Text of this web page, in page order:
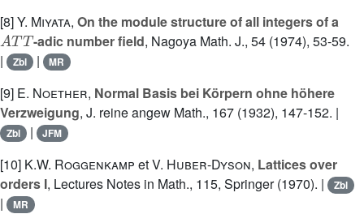
[8]Y. Miyata, On the module structure of all integers of a
AT T
-adic number field, Nagoya Math. J., 54 (1974), 53-59.
|
Zbl | MR
[9] E. Noether, Normal Basis bei Körpern ohne höhere
Verzweigung, J. reine angew Math., 167 (1932), 147-152. |
Zbl | JFM
[10] K.W. Roggenkamp etV. Huber-Dyson, Lattices over
orders I, Lectures Notes in Math., 115, Springer (1970). | Zbl
| MR